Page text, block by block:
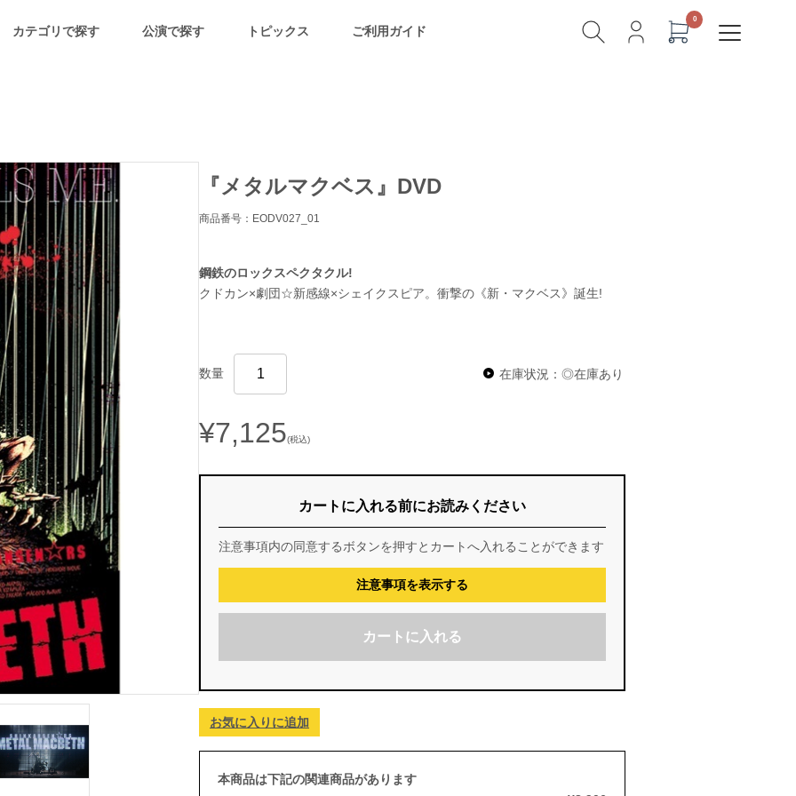
カテゴリで探す 公演で探す トピックス ご利用ガイド
『メタルマクベス』DVD
商品番号：EODV027_01
鋼鉄のロックスペクタクル!
クドカン×劇団☆新感線×シェイクスピア。衝撃の《新・マクベス》誕生!
数量 在庫状況：◎在庫あり
¥7,125(税込)
カートに入れる前にお読みください
注意事項内の同意するボタンを押すとカートへ入れることができます
注意事項を表示する
カートに入れる
お気に入りに追加
本商品は下記の関連商品があります